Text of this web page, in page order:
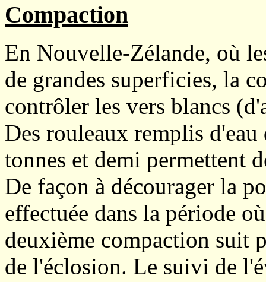
Compaction
En Nouvelle-Zélande, où
de grandes superficies, la
contrôler les vers blancs
Des rouleaux remplis
tonnes et demi permettent
De façon à décourager la
effectuée dans la période
deuxième compaction suit
de l'éclosion. Le suivi de